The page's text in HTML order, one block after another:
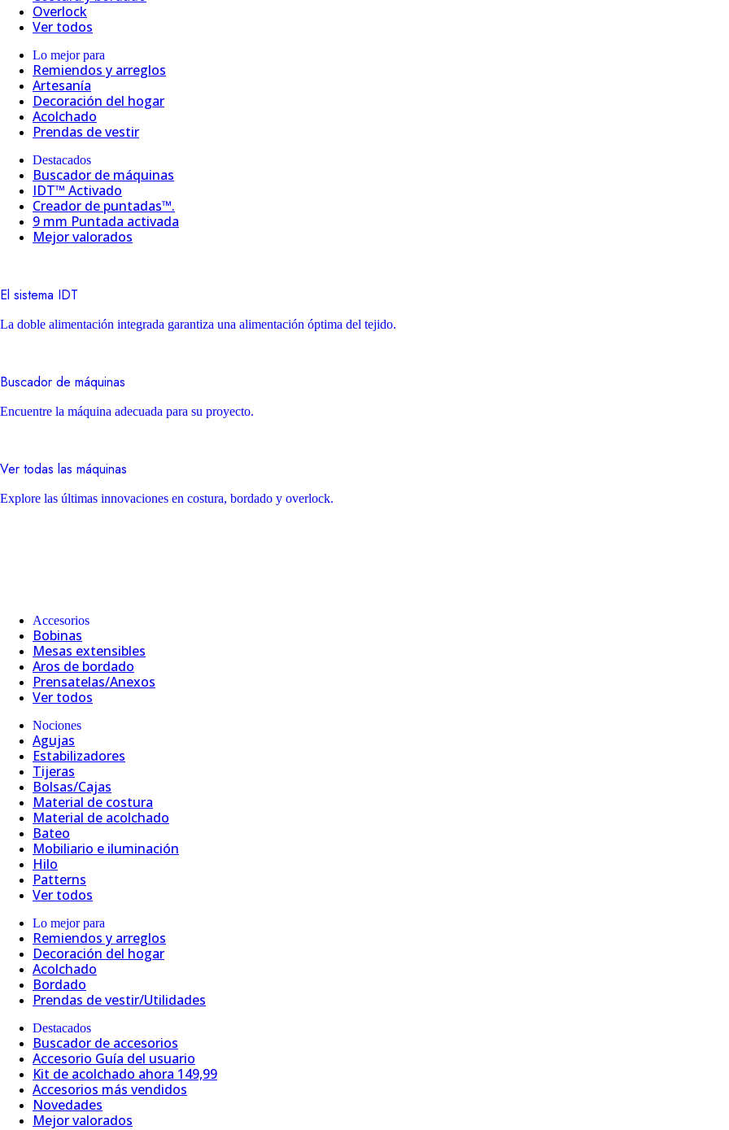
Overlock
Ver todos
Lo mejor para
Remiendos y arreglos
Artesanía
Decoración del hogar
Acolchado
Prendas de vestir
Destacados
Buscador de máquinas
IDT™ Activado
Creador de puntadas™.
9 mm Puntada activada
Mejor valorados
El sistema IDT
La doble alimentación integrada garantiza una alimentación óptima del tejido.
Buscador de máquinas
Encuentre la máquina adecuada para su proyecto.
Ver todas las máquinas
Explore las últimas innovaciones en costura, bordado y overlock.
Accesorios
Bobinas
Mesas extensibles
Aros de bordado
Prensatelas/Anexos
Ver todos
Nociones
Agujas
Estabilizadores
Tijeras
Bolsas/Cajas
Material de costura
Material de acolchado
Bateo
Mobiliario e iluminación
Hilo
Patterns
Ver todos
Lo mejor para
Remiendos y arreglos
Decoración del hogar
Acolchado
Bordado
Prendas de vestir/Utilidades
Destacados
Buscador de accesorios
Accesorio Guía del usuario
Kit de acolchado ahora 149,99
Accesorios más vendidos
Novedades
Mejor valorados